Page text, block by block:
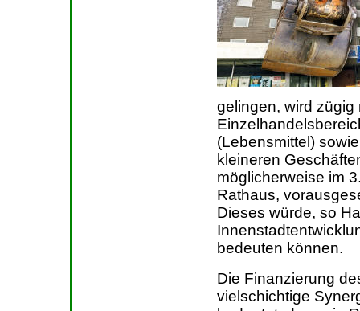
gelingen, wird
(Lebensmittel)
kleineren
möglicherweise im
Rathaus,
Dieses würde, so
bedeuten können.
Die Finanzierung
vielschichtige